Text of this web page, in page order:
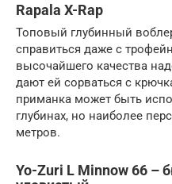
Rapala X-Rap
Топовый глубинный
справиться даже с
высочайшего качества
дают ей сорваться с
приманка может быть
глубинах, но наиболее
метров.
Yo-Zuri L Minnow 66 –